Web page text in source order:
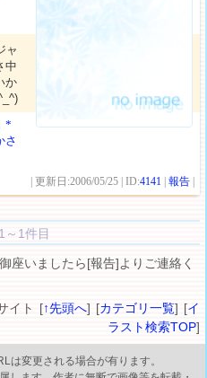
ャ
中
か
*
さ
| 更新日:2006/05/25 | ID:4141 |報告
～1件目
座いましたら[報告]よりご連絡く
イト [↑先頭へ] [カテゴリ一覧] [イ
ラスト検索TOP]
は変更される場合が有ります。